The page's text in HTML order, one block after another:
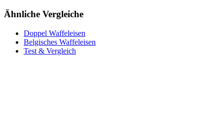
Ähnliche Vergleiche
Doppel Waffeleisen
Belgisches Waffeleisen
Test & Vergleich